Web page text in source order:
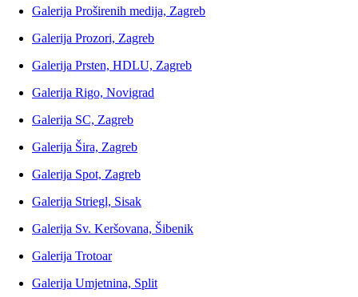
Galerija Proširenih medija, Zagreb
Galerija Prozori, Zagreb
Galerija Prsten, HDLU, Zagreb
Galerija Rigo, Novigrad
Galerija SC, Zagreb
Galerija Šira, Zagreb
Galerija Spot, Zagreb
Galerija Striegl, Sisak
Galerija Sv. Keršovana, Šibenik
Galerija Trotoar
Galerija Umjetnina, Split